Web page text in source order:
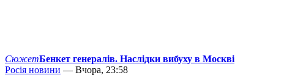
СюжетБенкет генералів. Наслідки вибуху в Москві
Росія новини — Вчора, 23:58